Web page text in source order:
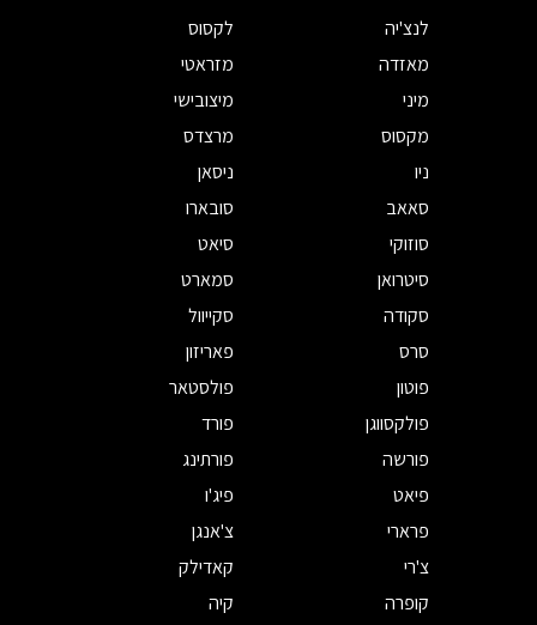
לנצ'יה
לקסוס
מאזדה
מזראטי
מיני
מיצובישי
מקסוס
מרצדס
ניו
ניסאן
סאאב
סובארו
סוזוקי
סיאט
סיטרואן
סמארט
סקודה
סקייוול
סרס
פאריזון
פוטון
פולסטאר
פולקסווגן
פורד
פורשה
פורתינג
פיאט
פיג'ו
פרארי
צ'אנגן
צ'רי
קאדילק
קופרה
קיה